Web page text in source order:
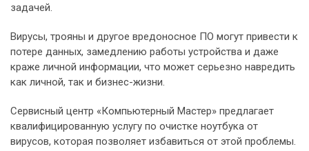
задачей.
Вирусы, трояны и другое вредоносное ПО могут привести к
потере данных, замедлению работы устройства и даже
краже личной информации, что может серьезно навредить
как личной, так и бизнес-жизни.
Сервисный центр «Компьютерный Мастер» предлагает
квалифицированную услугу по очистке ноутбука от
вирусов, которая позволяет избавиться от этой проблемы.